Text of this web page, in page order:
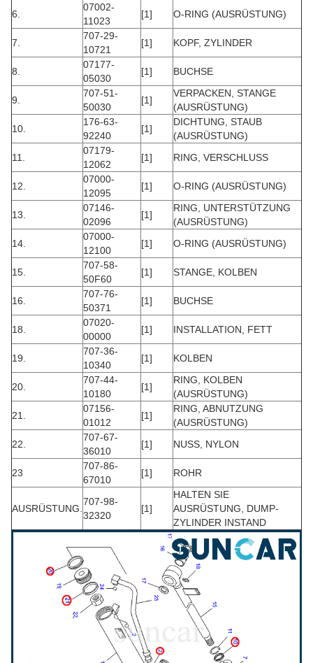
6.
07002-
11023
[1] O-RING (AUSRÜSTUNG)
7.
707-29-
10721
[1] KOPF, ZYLINDER
8.
07177-
05030
[1] BUCHSE
9.
707-51-
50030
[1]
VERPACKEN, STANGE
(AUSRÜSTUNG)
10.
176-63-
92240
[1]
DICHTUNG, STAUB
(AUSRÜSTUNG)
11.
07179-
12062
[1] RING, VERSCHLUSS
12.
07000-
12095
[1] O-RING (AUSRÜSTUNG)
13.
07146-
02096
[1]
RING, UNTERSTÜTZUNG
(AUSRÜSTUNG)
14.
07000-
12100
[1] O-RING (AUSRÜSTUNG)
15.
707-58-
50F60
[1] STANGE, KOLBEN
16.
707-76-
50371
[1] BUCHSE
18.
07020-
00000
[1] INSTALLATION, FETT
19.
707-36-
10340
[1] KOLBEN
20.
707-44-
10180
[1]
RING, KOLBEN
(AUSRÜSTUNG)
21.
07156-
01012
[1]
RING, ABNUTZUNG
(AUSRÜSTUNG)
22.
707-67-
36010
[1] NUSS, NYLON
23
707-86-
67010
[1] ROHR
AUSRÜSTUNG.
707-98-
32320
[1]
HALTEN SIE
AUSRÜSTUNG, DUMP-
ZYLINDER INSTAND